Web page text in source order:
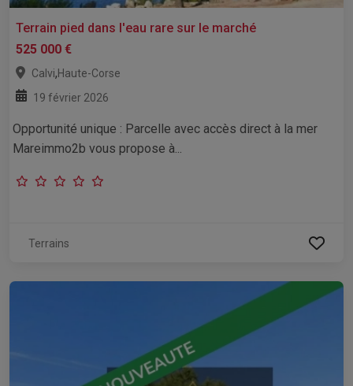
Terrain pied dans l'eau rare sur le marché
525 000 €
Calvi,Haute-Corse
19 février 2026
Opportunité unique : Parcelle avec accès direct à la mer
Mareimmo2b vous propose à...
Terrains